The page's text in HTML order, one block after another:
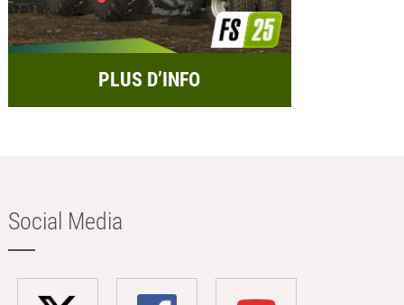
PLUS D’INFO
Social Media